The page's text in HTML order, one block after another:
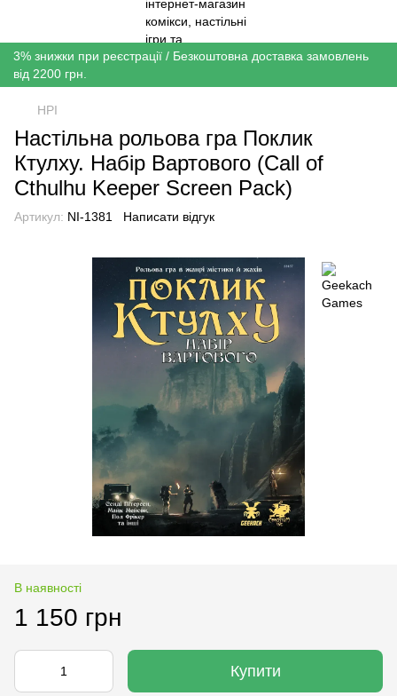
3% знижки при реєстрації / Безкоштовна доставка замовлень
від 2200 грн.
НРІ
Настільна рольова гра Поклик
Ктулху. Набір Вартового (Call of
Cthulhu Keeper Screen Pack)
Артикул: NI-1381 Написати відгук
В наявності
1 150 грн
Купити